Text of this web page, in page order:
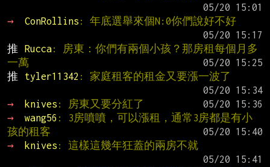
→
ConRollins : 年底選舉來個N:0你們說好不好
推
Rucca: 房東：你們有兩個小孩？那房租每個月多
一萬
推
tyler11342 : 家庭租客的租金又要漲一波了
→
knives : 房東又要分紅了
→
wang56 : 3房噴噴，可以漲租，通常3房都是有小
孩的租客
→
knives : 這樣這幾年狂蓋的兩房不就